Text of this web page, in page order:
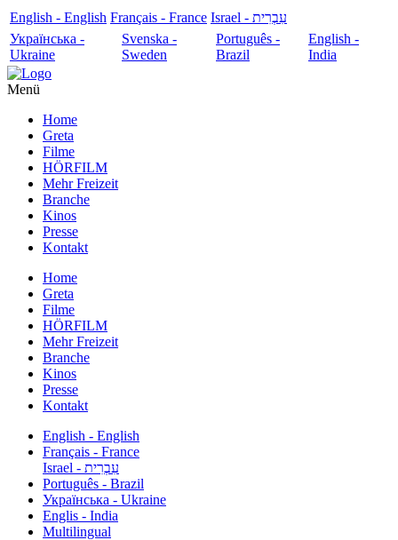
English - English Français - France
עִבְרִית - Israel
Українська -
Ukraine
Svenska -
Sweden
Português -
Brazil
English -
India
Menü
Home
Greta
Filme
HÖRFILM
Mehr Freizeit
Branche
Kinos
Presse
Kontakt
Home
Greta
Filme
HÖRFILM
Mehr Freizeit
Branche
Kinos
Presse
Kontakt
English - English
Français - France
עִבְרִית - Israel
Português - Brazil
Українська - Ukraine
Englis - India
Multilingual